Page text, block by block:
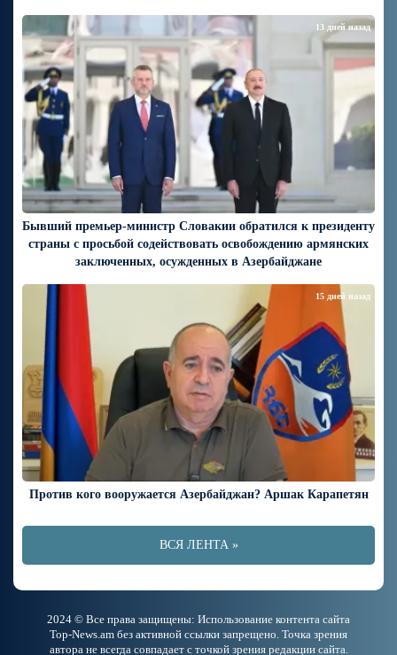
Бывший премьер-министр Словакии обратился к президенту
страны с просьбой содействовать освобождению армянских
заключенных, осужденных в Азербайджане
13 дней назад
Против кого вооружается Азербайджан? Аршак Карапетян
15 дней назад
ВСЯ ЛЕНТА »
2024 © Все права защищены: Использование контента сайта
Top-News.am без активной ссылки запрещено. Точка зрения
автора не всегда совпадает с точкой зрения редакции сайта.